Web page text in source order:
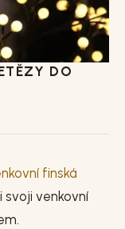
DO
finská
svoji venkovní